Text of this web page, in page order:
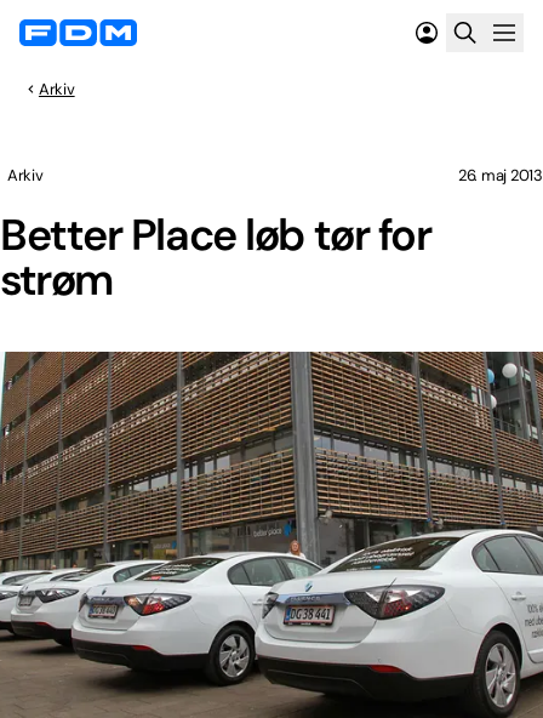
Arkiv
Better Place løb tør for
strøm
Arkiv 26. maj 2013